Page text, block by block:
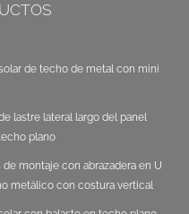
de techo de metal con mini
lastre lateral largo del panel
plano
de montaje con abrazadera en U
metálico con costura vertical